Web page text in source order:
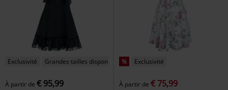
Exclusivité Grandes tailles disponibles
À partir de € 95,99
% Exclusivité
À partir de € 75,99